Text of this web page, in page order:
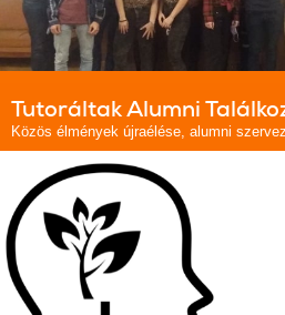
Tutoráltak Alumni
Közös élmények újraélése, alumni